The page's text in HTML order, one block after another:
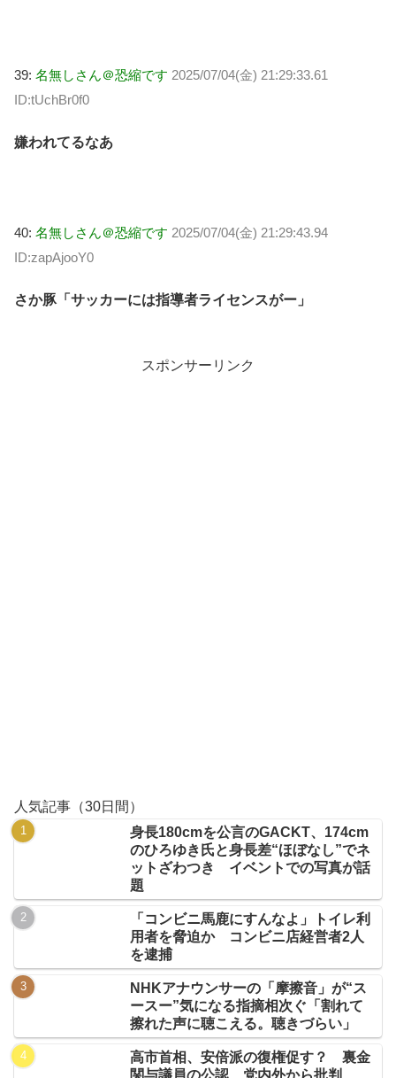
39: 名無しさん＠恐縮です 2025/07/04(金) 21:29:33.61
ID:tUchBr0f0
嫌われてるなあ
40: 名無しさん＠恐縮です 2025/07/04(金) 21:29:43.94
ID:zapAjooY0
さか豚「サッカーには指導者ライセンスがー」
スポンサーリンク
人気記事（30日間）
身長180cmを公言のGACKT、174cm
のひろゆき氏と身長差“ほぼなし”でネ
ットざわつき イベントでの写真が話
題
「コンビニ馬鹿にすんなよ」トイレ利
用者を脅迫か コンビニ店経営者2人
を逮捕
NHKアナウンサーの「摩擦音」が“ス
ースー”気になる指摘相次ぐ「割れて
擦れた声に聴こえる。聴きづらい」
高市首相、安倍派の復権促す？ 裏金